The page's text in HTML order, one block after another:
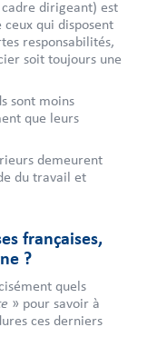
dirigeant) est
qui disposent
responsabilités,
soit toujours une
sont moins
que leurs
demeurent
du travail et
françaises,
?
quels
» pour savoir à
ces derniers